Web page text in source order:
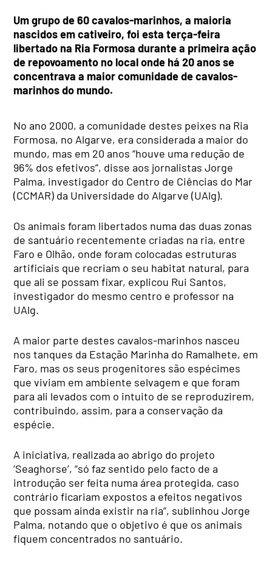
Um grupo de 60 cavalos-marinhos, a maioria
nascidos em cativeiro, foi esta terça-feira
libertado na Ria Formosa durante a primeira ação
de repovoamento no local onde há 20 anos se
concentrava a maior comunidade de cavalos-
marinhos do mundo.
No ano 2000, a comunidade destes peixes na Ria
Formosa, no Algarve, era considerada a maior do
mundo, mas em 20 anos “houve uma redução de
96% dos efetivos”, disse aos jornalistas Jorge
Palma, investigador do Centro de Ciências do Mar
(CCMAR) da Universidade do Algarve (UAlg).
Os animais foram libertados numa das duas zonas
de santuário recentemente criadas na ria, entre
Faro e Olhão, onde foram colocadas estruturas
artificiais que recriam o seu habitat natural, para
que ali se possam fixar, explicou Rui Santos,
investigador do mesmo centro e professor na
UAlg.
A maior parte destes cavalos-marinhos nasceu
nos tanques da Estação Marinha do Ramalhete, em
Faro, mas os seus progenitores são espécimes
que viviam em ambiente selvagem e que foram
para ali levados com o intuito de se reproduzirem,
contribuindo, assim, para a conservação da
espécie.
A iniciativa, realizada ao abrigo do projeto
‘Seaghorse’, “só faz sentido pelo facto de a
introdução ser feita numa área protegida, caso
contrário ficariam expostos a efeitos negativos
que possam ainda existir na ria”, sublinhou Jorge
Palma, notando que o objetivo é que os animais
fiquem concentrados no santuário.